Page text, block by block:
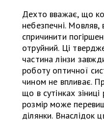
Дехто вважає, що
небезпечні.
спричинити
отруйний. Ці
частина лінзи
роботу оптичної
чином не впливає.
що в сутінках
розмір може
ділянки. Внаслідок